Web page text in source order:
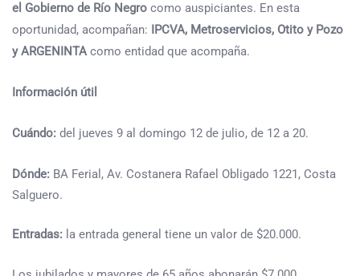
el Gobierno de Río Negro como auspiciantes. En esta
oportunidad, acompañan: IPCVA, Metroservicios, Otito y Pozo
y ARGENINTAcomo entidad que acompaña.
Información útil
Cuándo: del jueves 9 al domingo 12 de julio, de 12 a 20.
Dónde: BA Ferial, Av. Costanera Rafael Obligado 1221, Costa
Salguero.
Entradas: la entrada general tiene un valor de $20.000.